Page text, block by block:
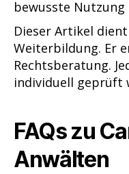
Dieser Artikel
Weiterbildung. Er
Rechtsberatung.
individuell geprüft
FAQs zu
Anwälten